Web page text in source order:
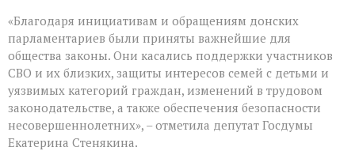
«Благодаря инициативам и обращениям донских
парламентариев были приняты важнейшие для
общества законы. Они касались поддержки участников
СВО и их близких, защиты интересов семей с детьми и
уязвимых категорий граждан, изменений в трудовом
законодательстве, а также обеспечения безопасности
несовершеннолетних», – отметила депутат Госдумы
Екатерина Стенякина.